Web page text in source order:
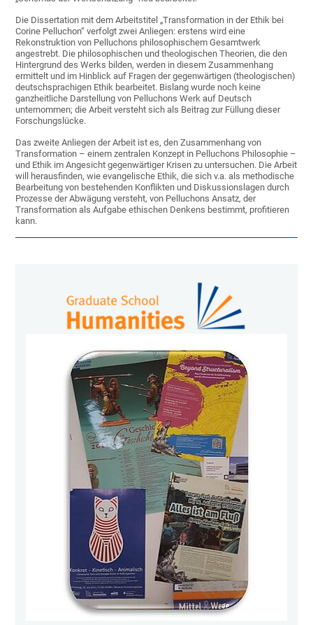
Die Dissertation mit dem Arbeitstitel „Transformation in der Ethik bei
Corine Pelluchon“ verfolgt zwei Anliegen: erstens wird eine
Rekonstruktion von Pelluchons philosophischem Gesamtwerk
angestrebt. Die philosophischen und theologischen Theorien, die den
Hintergrund des Werks bilden, werden in diesem Zusammenhang
ermittelt und im Hinblick auf Fragen der gegenwärtigen (theologischen)
deutschsprachigen Ethik bearbeitet. Bislang wurde noch keine
ganzheitliche Darstellung von Pelluchons Werk auf Deutsch
unternommen; die Arbeit versteht sich als Beitrag zur Füllung dieser
Forschungslücke.
Das zweite Anliegen der Arbeit ist es, den Zusammenhang von
Transformation – einem zentralen Konzept in Pelluchons Philosophie –
und Ethik im Angesicht gegenwärtiger Krisen zu untersuchen. Die Arbeit
will herausfinden, wie evangelische Ethik, die sich v.a. als methodische
Bearbeitung von bestehenden Konflikten und Diskussionslagen durch
Prozesse der Abwägung versteht, von Pelluchons Ansatz, der
Transformation als Aufgabe ethischen Denkens bestimmt, profitieren
kann.